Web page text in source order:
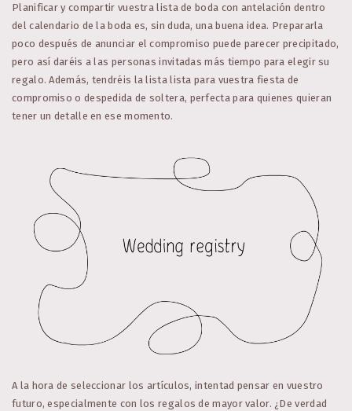
Planificar y compartir vuestra lista de boda con antelación dentro
del calendario de la boda es, sin duda, una buena idea. Prepararla
poco después de anunciar el compromiso puede parecer precipitado,
pero así daréis a las personas invitadas más tiempo para elegir su
regalo. Además, tendréis la lista lista para vuestra fiesta de
compromiso o despedida de soltera, perfecta para quienes quieran
tener un detalle en ese momento.
A la hora de seleccionar los artículos, intentad pensar en vuestro
futuro, especialmente con los regalos de mayor valor. ¿De verdad